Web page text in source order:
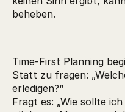
beheben.
Time-First Planning
Statt zu fragen:
erledigen?“
Fragt es: „Wie sollte